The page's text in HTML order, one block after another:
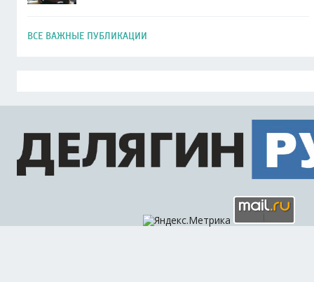
ВСЕ ВАЖНЫЕ ПУБЛИКАЦИИ